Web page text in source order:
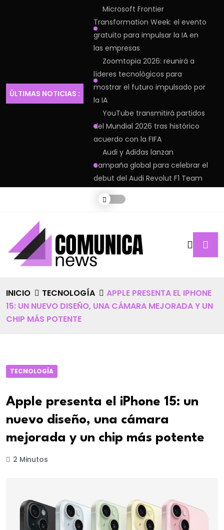
ÚLTIMAS NOTICIAS :
Microsoft Frontier
Transformation Week: el evento
gratuito para impulsar la IA en
las empresas
Zoomtopia 2026: reunirá a
líderes tecnológicos para
mostrar el futuro impulsado por
la IA
YouTube transmitirá partidos
del Mundial 2026 tras histórico
acuerdo con la FIFA
Audi y Adidas lanzan
campaña global para celebrar el
debut del Audi Revolut F1 Team
INICIO TECNOLOGÍA
APPLE PRESENTA EL IPHONE
15: UN NUEVO DISEÑO, UNA CÁMARA MEJORADA Y UN
CHIP MÁS POTENTE
TECNOLOGÍA
Apple presenta el iPhone 15: un
nuevo diseño, una cámara
mejorada y un chip más potente
2 Minutos